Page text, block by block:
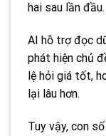
hai sau lần đầu.
AI hỗ trợ đọc
phát hiện chủ
lệ hỏi giá tốt,
lại lâu hơn.
Tuy vậy, con